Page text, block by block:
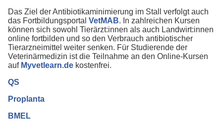
Das Ziel der Antibiotikaminimierung im Stall verfolgt auch
das Fortbildungsportal VetMAB. In zahlreichen Kursen
können sich sowohl Tierärzt:innen als auch Landwirt:innen
online fortbilden und so den Verbrauch antibiotischer
Tierarzneimittel weiter senken. Für Studierende der
Veterinärmedizin ist die Teilnahme an den Online-Kursen
auf Myvetlearn.de kostenfrei.
QS
Proplanta
BMEL